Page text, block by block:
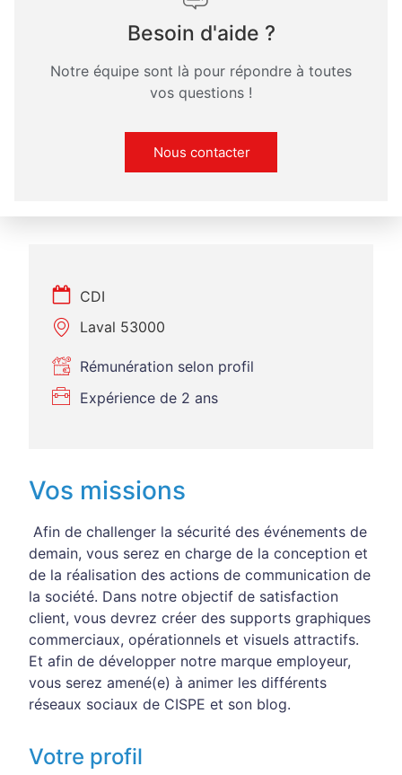
Besoin d'aide ?
Notre équipe sont là pour répondre à toutes
vos questions !
Nous contacter
CDI
Laval 53000
Rémunération selon profil
Expérience de 2 ans
Vos missions
Afin de challenger la sécurité des événements de
demain, vous serez en charge de la conception et
de la réalisation des actions de communication de
la société. Dans notre objectif de satisfaction
client, vous devrez créer des supports graphiques
commerciaux, opérationnels et visuels attractifs.
Et afin de développer notre marque employeur,
vous serez amené(e) à animer les différents
réseaux sociaux de CISPE et son blog.
Votre profil